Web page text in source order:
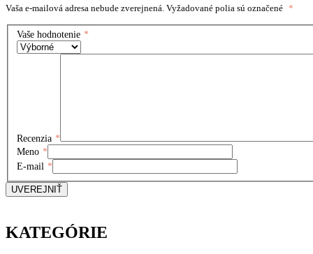
Vaša e-mailová adresa nebude zverejnená. Vyžadované polia sú označené *
Vaše hodnotenie *
Recenzia *
Meno *
E-mail *
UVEREJNIŤ
KATEGÓRIE